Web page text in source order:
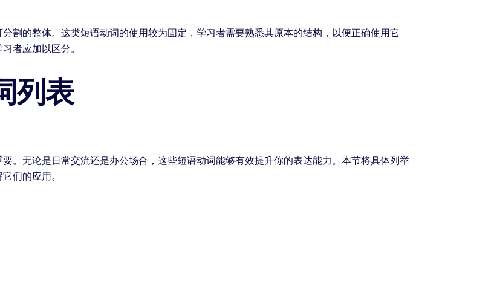
割的整体。这类短语动词的使用较为固定，学习者需要熟悉其原本的结构，以便正确使用它
者应加以区分。
列表
。无论是日常交流还是办公场合，这些短语动词能够有效提升你的表达能力。本节将具体列举
们的应用。